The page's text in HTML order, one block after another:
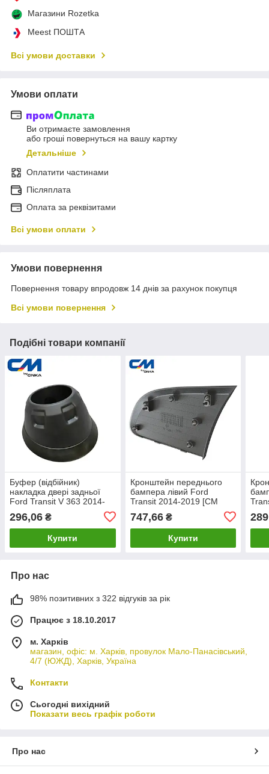
Магазини Rozetka
Meest ПОШТА
Всі умови доставки
Умови оплати
Ви отримаєте замовлення
або гроші повернуться на вашу картку
Детальніше
Оплатити частинами
Післяплата
Оплата за реквізитами
Всі умови оплати
Умови повернення
Повернення товару впродовж 14 днів за рахунок покупця
Всі умови повернення
Подібні товари компанії
Буфер (відбійник)
накладка двері задньої
Ford Transit V 363 2014-
BK31V272A56AD
296,06 ₴
Купити
Кронштейн переднього
бампера лівий Ford
Transit 2014-2019 [СМ
747,66₴
Купити
Про нас
98% позитивних з 322 відгуків за рік
Працює з 18.10.2017
м. Харків
магазин, офіс: м. Харків, провулок Мало-Панасівський,
4/7 (ЮЖД), Харків, Україна
Контакти
Сьогодні вихідний
Показати весь графік роботи
Про нас